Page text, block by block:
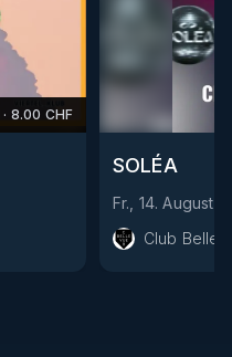
· 8.00 CHF
SOLÉA
Fr., 14. August
Club